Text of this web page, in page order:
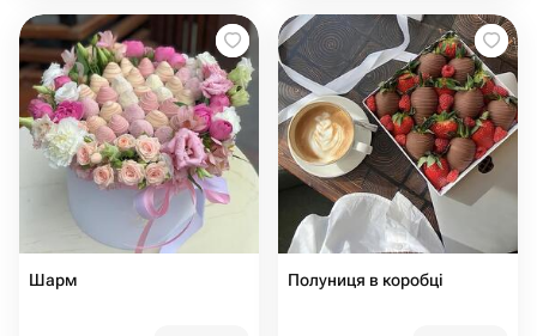
Шарм Полуниця в коробці